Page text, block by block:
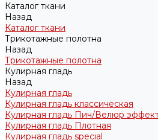
Каталог ткани
Назад
Каталог ткани
Трикотажные полотна
Назад
Трикотажные полотна
Кулирная гладь
Назад
Кулирная гладь
Кулирная гладь классическая
Кулирная гладь Пич/Велюр
Кулирная гладь Плотная
Кулирная гладь special